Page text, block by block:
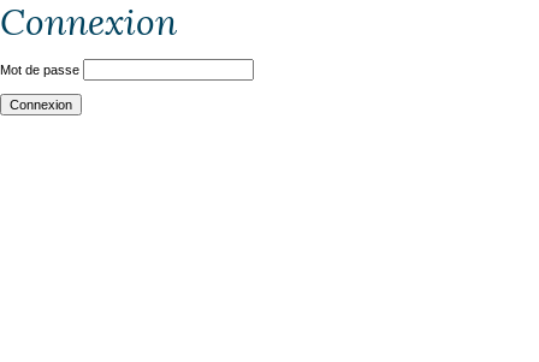
Connexion
Mot de passe